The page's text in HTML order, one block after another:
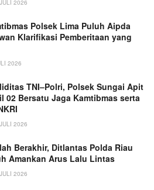
2026
Polsek Lima Puluh Aipda
Klarifikasi Pemberitaan yang
2026
TNI–Polri, Polsek Sungai Apit
02 Bersatu Jaga Kamtibmas serta
2026
Berakhir, Ditlantas Polda Riau
Amankan Arus Lalu Lintas
2026